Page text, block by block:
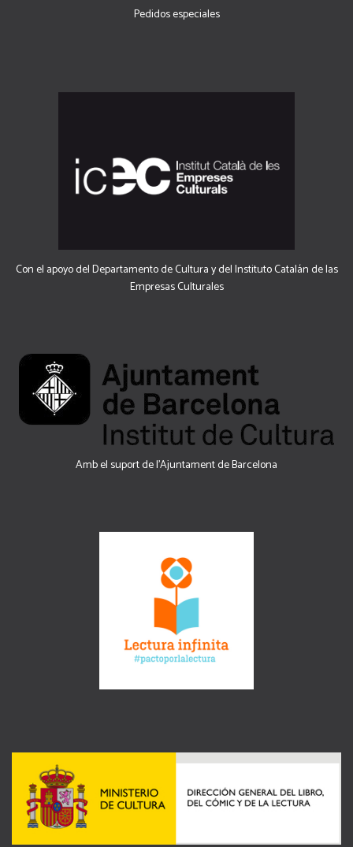
Pedidos especiales
Con el apoyo del Departamento de Cultura y del Instituto Catalán de las
Empresas Culturales
Amb el suport de l’Ajuntament de Barcelona